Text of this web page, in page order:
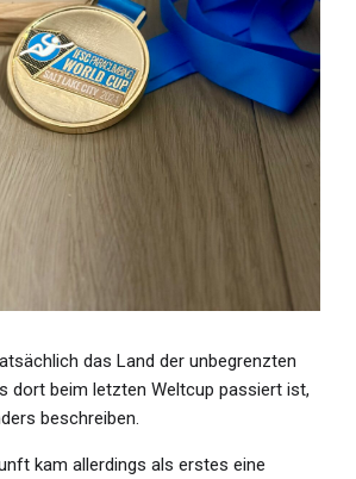
das Land der unbegrenzten
dort beim letzten Weltcup passiert ist,
beschreiben.
kam allerdings als erstes eine